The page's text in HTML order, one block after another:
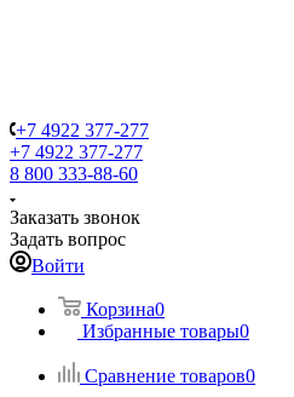
+7 4922 377-277
+7 4922 377-277
8 800 333-88-60
Заказать звонок
Задать вопрос
Войти
Корзина0
Избранные товары0
Сравнение товаров0